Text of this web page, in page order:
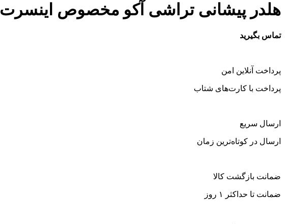
هلدر پیشانی تراشی آکو مخصوص اینسرت AKKO KORLOY – MGM
تماس بگیرید
پرداخت آنلاین امن
پرداخت با کارت‌های شتاب
ارسال سریع
ارسال در کوتاه‌ترین زمان
ضمانت بازگشت کالا
ضمانت تا حداکثر ۱ روز